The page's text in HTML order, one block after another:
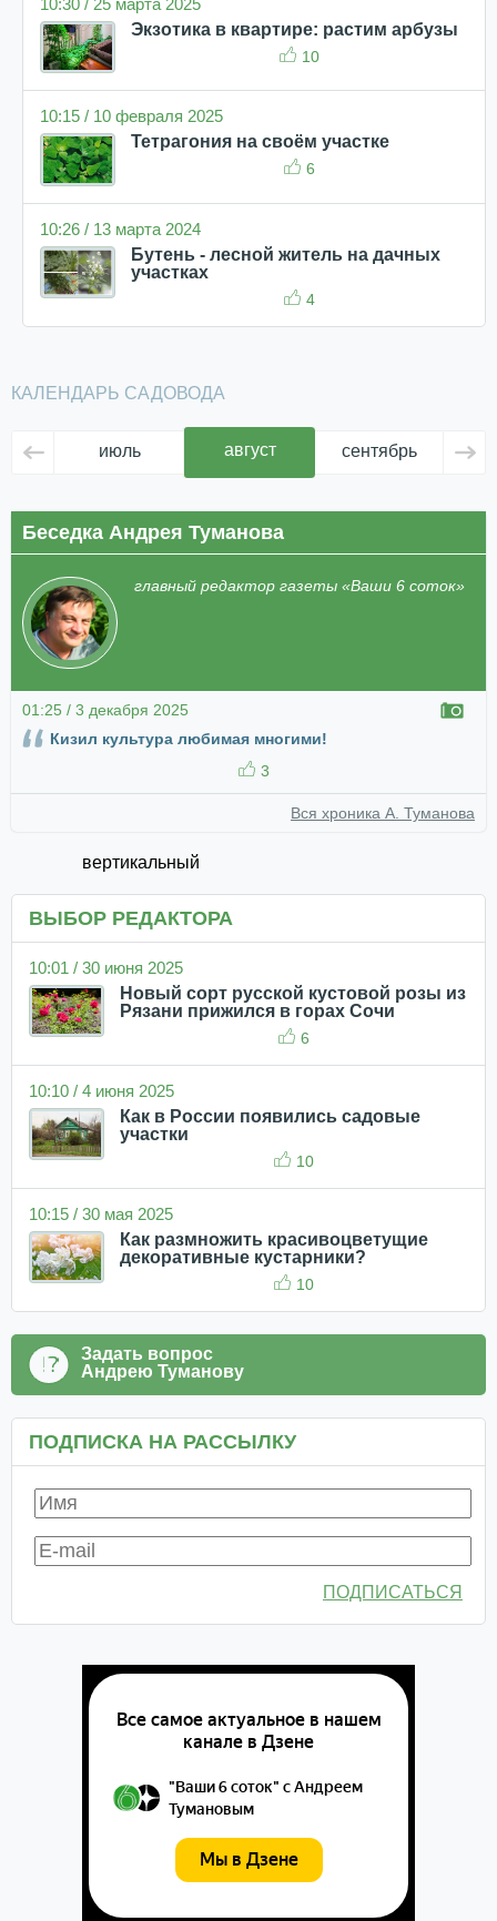
Экзотика в квартире: растим арбузы
10
10:15 / 10 февраля 2025
Тетрагония на своём участке
6
10:26 / 13 марта 2024
Бутень - лесной житель на дачных
участках
4
КАЛЕНДАРЬ САДОВОДА
июль август сентябрь
Беседка Андрея Туманова
главный редактор газеты «Ваши 6 соток»
01:25 / 3 декабря 2025
Кизил культура любимая многими!
3
Вся хроника А. Туманова
вертикальный
ВЫБОР РЕДАКТОРА
10:01 / 30 июня 2025
Новый сорт русской кустовой розы из
Рязани прижился в горах Сочи
6
10:10 / 4 июня 2025
Как в России появились садовые
участки
10
10:15 / 30 мая 2025
Как размножить красивоцветущие
декоративные кустарники?
10
Задать вопрос
Андрею Туманову
ПОДПИСКА НА РАССЫЛКУ
ПОДПИСАТЬСЯ